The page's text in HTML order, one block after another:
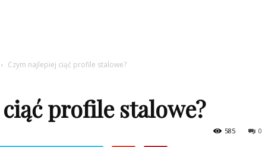
Czym najlepiej ciąć profile stalowe?
profile stalowe?
0
585